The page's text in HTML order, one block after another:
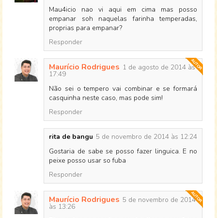
Mau4icio nao vi aqui em cima mas posso
empanar soh naquelas farinha temperadas,
proprias para empanar?
Responder
Maurício Rodrigues 1 de agosto de 2014 às
17:49
Não sei o tempero vai combinar e se formará
casquinha neste caso, mas pode sim!
Responder
rita de bangu 5 de novembro de 2014 às 12:24
Gostaria de sabe se posso fazer linguica. E no
peixe posso usar so fuba
Responder
Maurício Rodrigues 5 de novembro de 2014
às 13:26